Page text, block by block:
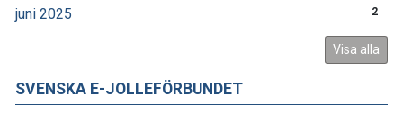
juni 2025 2
Visa alla
SVENSKA E-JOLLEFÖRBUNDET